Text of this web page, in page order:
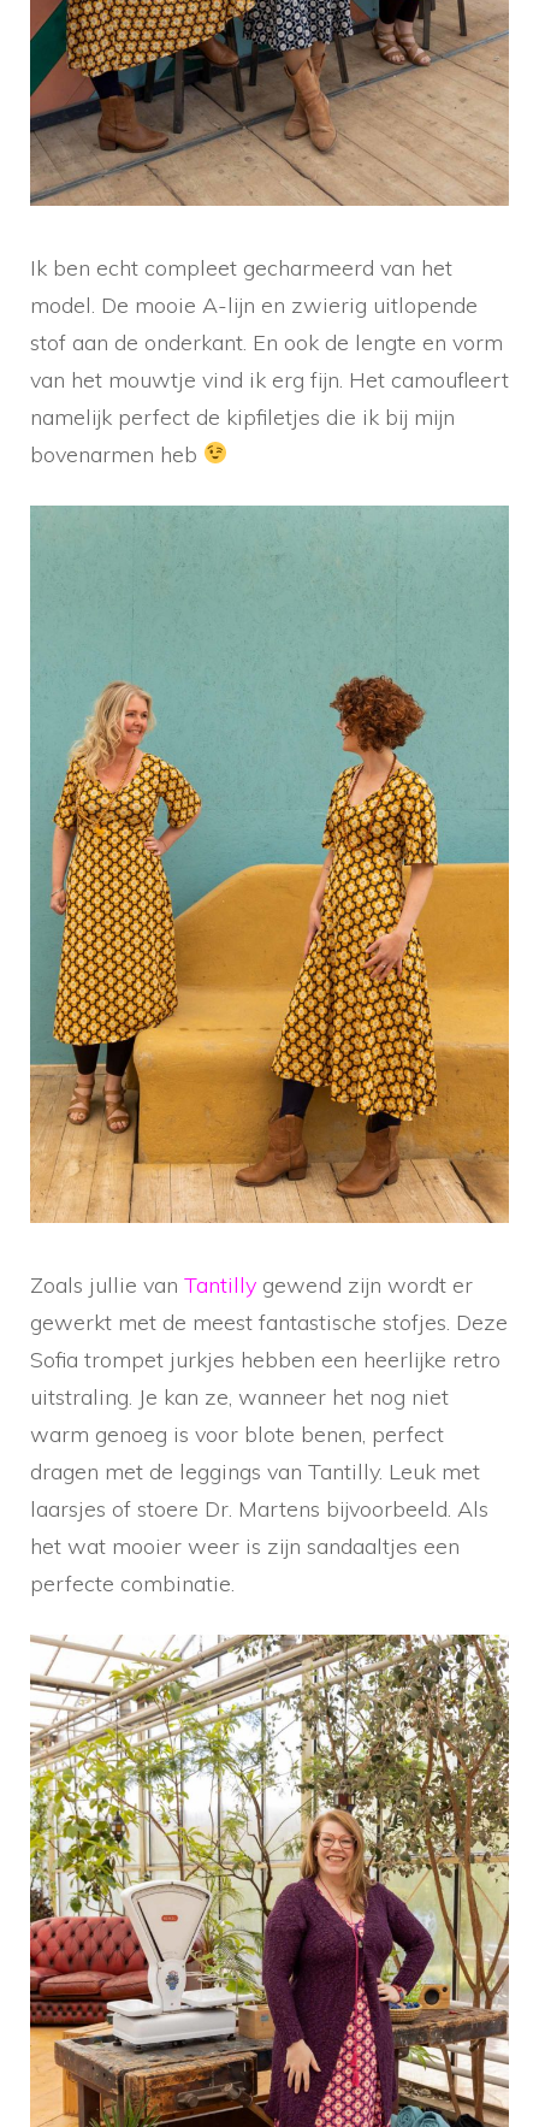
Ik ben echt compleet gecharmeerd van het
model. De mooie A-lijn en zwierig uitlopende
stof aan de onderkant. En ook de lengte en vorm
van het mouwtje vind ik erg fijn. Het camoufleert
namelijk perfect de kipfiletjes die ik bij mijn
bovenarmen heb
Zoals jullie van Tantilly gewend zijn wordt er
gewerkt met de meest fantastische stofjes. Deze
Sofia trompet jurkjes hebben een heerlijke retro
uitstraling. Je kan ze, wanneer het nog niet
warm genoeg is voor blote benen, perfect
dragen met de leggings van Tantilly. Leuk met
laarsjes of stoere Dr. Martens bijvoorbeeld. Als
het wat mooier weer is zijn sandaaltjes een
perfecte combinatie.